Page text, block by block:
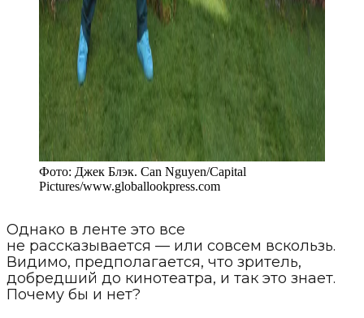
Фото: Джек Блэк. Can Nguyen/Capital
Pictures/www.globallookpress.com
Однако в ленте это все
не рассказывается — или совсем вскользь.
Видимо, предполагается, что зритель,
добредший до кинотеатра, и так это знает.
Почему бы и нет?